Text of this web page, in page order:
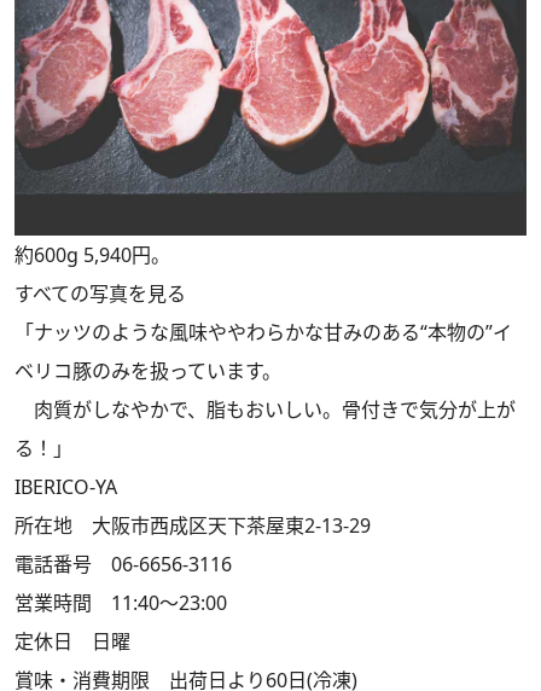
約600g 5,940円。
すべての写真を見る
「ナッツのような風味ややわらかな甘みのある“本物の”イ
ベリコ豚のみを扱っています。
肉質がしなやかで、脂もおいしい。骨付きで気分が上が
る！」
IBERICO-YA
所在地 大阪市西成区天下茶屋東2-13-29
電話番号 06-6656-3116
営業時間 11:40～23:00
定休日 日曜
賞味・消費期限 出荷日より60日(冷凍)